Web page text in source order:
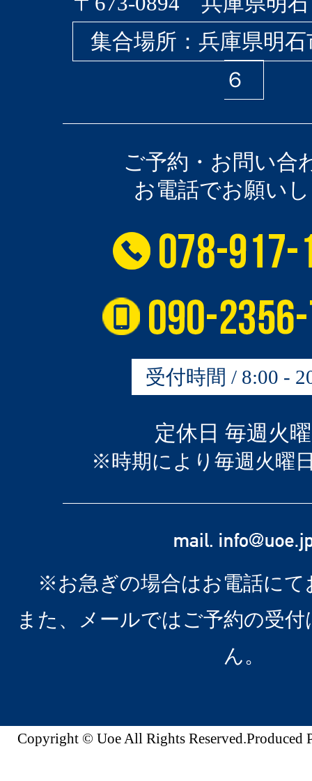
集合場所：兵庫県明
６
ご予約・お問い合
お電話でお願い
受付時間 / 8:00 -
定休日 毎週火
※時期により毎週火曜
※お急ぎの場合はお電話にて
また、メールではご予約の受
ん。
Copyright © Uoe All Rights Reserved.Produced